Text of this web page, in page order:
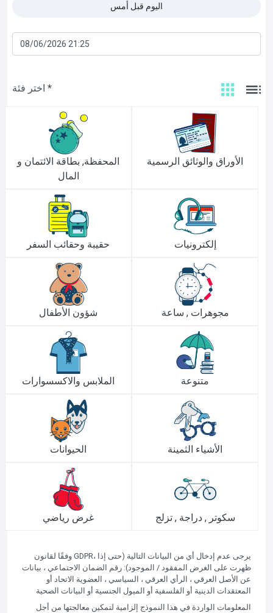
اليوم قبل أمس
اختر فئة *
المحفظة, بطاقة الائتمان و
المال
الأوراق والوثائق الرسمية
حقيبة وحقائب السفر إلكترونيات
شؤون الأطفال مجوهرات , ساعة
الملابس والاكسسوارات متنوعة
الحيوانات الأشياء الثمينة
غرض رياضي سكوتر , دراجة , تزلج
وفقًا لقانون GDPR، يرجى عدم إدخال أي من البيانات التالية (حتى إذا
ظهرت على الغرض المفقود / الموجود): رقم الضمان الاجتماعي ، بيانات
عن الأصل العرقي ، الرأي العرقي ، السياسي ، العضوية الاتحاد أو
المعتقدات الدينية أو الفلسفية أو الميول الجنسية أو البيانات الصحية
المعلومات الواردة في هذا النموذج إلزامية لتمكين معالجتها من أجل